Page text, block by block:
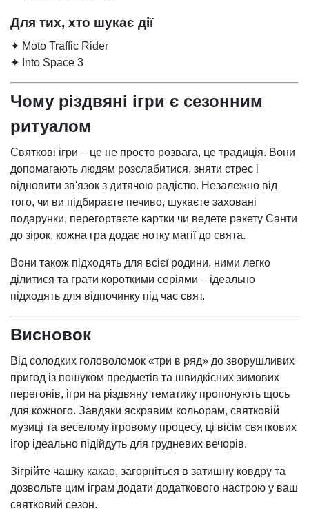
Для тих, хто шукає дії
✦ Moto Traffic Rider
✦ Into Space 3
Чому різдвяні ігри є сезонним
ритуалом
Святкові ігри – це не просто розвага, це традиція. Вони
допомагають людям розслабитися, зняти стрес і
відновити зв'язок з дитячою радістю. Незалежно від
того, чи ви підбираєте печиво, шукаєте заховані
подарунки, перегортаєте картки чи ведете ракету Санти
до зірок, кожна гра додає нотку магії до свята.
Вони також підходять для всієї родини, ними легко
ділитися та грати короткими серіями – ідеально
підходять для відпочинку під час свят.
Висновок
Від солодких головоломок «три в ряд» до зворушливих
пригод із пошуком предметів та швидкісних зимових
перегонів, ігри на різдвяну тематику пропонують щось
для кожного. Завдяки яскравим кольорам, святковій
музиці та веселому ігровому процесу, ці вісім святкових
ігор ідеально підійдуть для грудневих вечорів.
Зігрійте чашку какао, загорніться в затишну ковдру та
дозвольте цим іграм додати додаткового настрою у ваш
святковий сезон.